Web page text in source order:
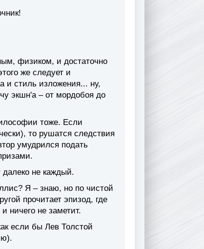
физиком, и достаточно
же следует и
и стиль изложения... ну,
экшн'а – от мордобоя до
тоже. Если
то рушатся следствия
умудрился подать
далеко не каждый.
Я – знаю, но по чистой
прочитает эпизод, где
ничего не заметит.
если бы Лев Толстой